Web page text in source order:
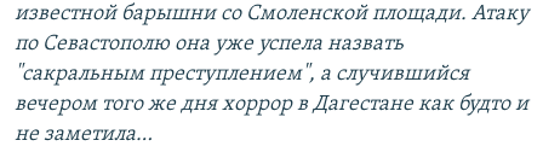
известной барышни со Смоленской площади. Атаку
по Севастополю она уже успела назвать
"сакральным преступлением", а случившийся
вечером того же дня хоррор в Дагестане как будто и
не заметила…